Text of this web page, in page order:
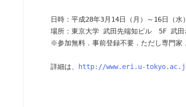
日時：平成28年3月14日（月）～16日（水）
場所：東京大学 武田先端知ビル　5F 武田
※参加無料．事前登録不要．ただし専門家
詳細は、 http://www.eri.u-tokyo.ac.jp/